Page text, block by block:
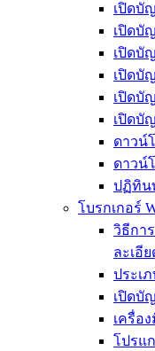
เปิดบั
เปิดบั
เปิดบั
เปิดบั
เปิดบั
เปิดบั
ดาวน์
ดาวน์
ปฏิทิน
โบรกเกอร์
วิธีกา
ละเอีย
ประเ
เปิดบั
เครื่อ
โปรแ